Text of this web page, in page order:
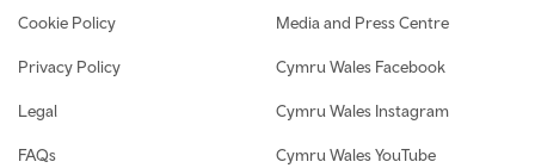
Cookie Policy
Privacy Policy
Legal
FAQs
Media and Press Centre
Cymru Wales Facebook
Cymru Wales Instagram
Cymru Wales YouTube